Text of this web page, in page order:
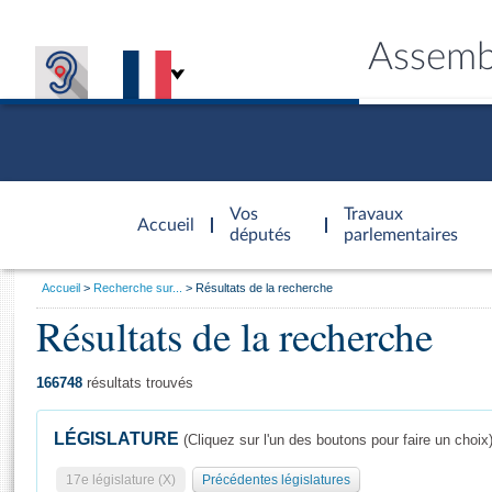
Accueil
d'accueil
Vos
députés
Travaux
parlementaires
Général
Vous
Accueil Recherche sur... Résultats de la recherche
Résultats de la recherche
166748 résultats trouvés
LÉGISLATURE (Cliquez sur l'un des boutons pour faire un choix)
17e législature (X) Précédentes législatures